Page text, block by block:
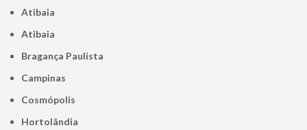
Atibaia
Atibaia
Bragança Paulista
Campinas
Cosmópolis
Hortolândia